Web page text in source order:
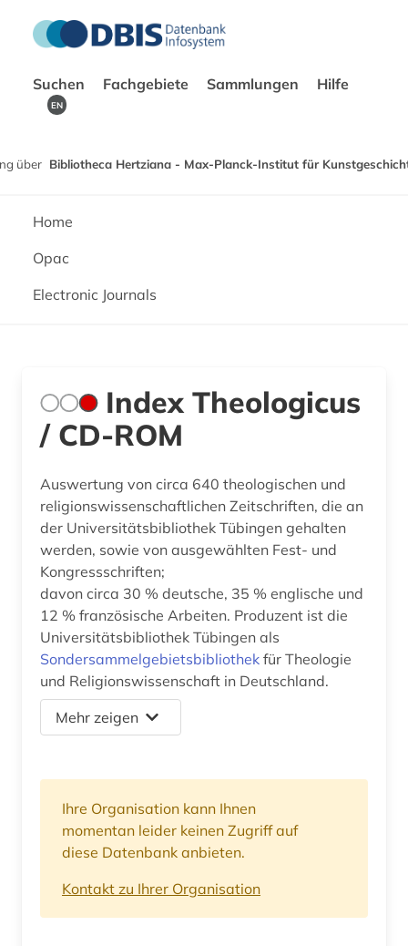
Suchen Fachgebiete Sammlungen Hilfe
EN
über Bibliotheca Hertziana - Max-Planck-Institut für
Home
Opac
Electronic Journals
Index Theologicus
/ CD-ROM
Auswertung von circa 640 theologischen und
religionswissenschaftlichen Zeitschriften, die an
der Universitätsbibliothek Tübingen gehalten
werden, sowie von ausgewählten Fest- und
Kongressschriften;
davon circa 30 % deutsche, 35 % englische und
12 % französische Arbeiten. Produzent ist die
Universitätsbibliothek Tübingen als
Sondersammelgebietsbibliothek für Theologie
und Religionswissenschaft in Deutschland.
Mehr zeigen
Ihre Organisation kann Ihnen
momentan leider keinen Zugriff auf
diese Datenbank anbieten.
Kontakt zu Ihrer Organisation